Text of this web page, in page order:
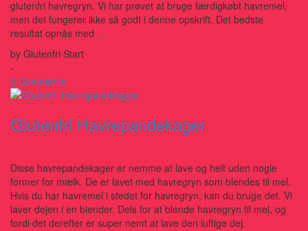
glutenfri havregryn. Vi har prøvet at bruge færdigkøbt havremel,
men det fungerer ikke så godt i denne opskrift. Det bedste
resultat opnås med …
by Glutenfri Start
-
0 Comments
Glutenfri Havrepandekager
Disse havrepandekager er nemme at lave og helt uden nogle
former for mælk. De er lavet med havregryn som blendes til mel.
Hvis du har havremel i stedet for havregryn, kan du bruge det. Vi
laver dejen i en blender. Dels for at blende havregryn til mel, og
fordi det derefter er super nemt at lave den luftige dej.